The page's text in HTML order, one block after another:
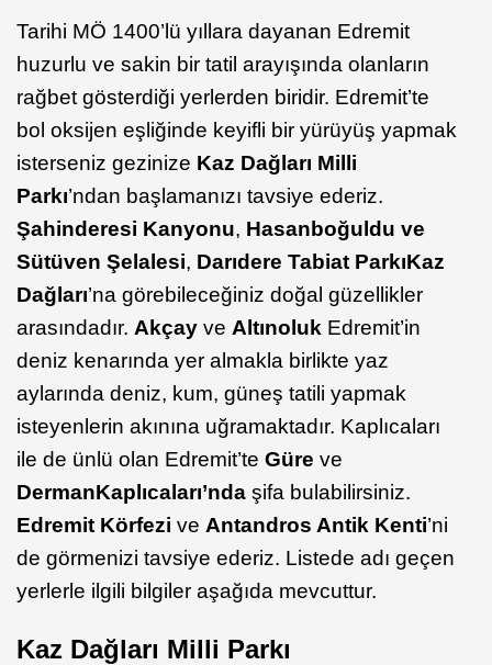
Tarihi MÖ 1400’lü yıllara dayanan Edremit
huzurlu ve sakin bir tatil arayışında olanların
rağbet gösterdiği yerlerden biridir. Edremit’te
bol oksijen eşliğinde keyifli bir yürüyüş yapmak
isterseniz gezinize Kaz Dağları Milli
Parkı’ndan başlamanızı tavsiye ederiz.
Şahinderesi Kanyonu, Hasanboğuldu ve
Sütüven Şelalesi, Darıdere Tabiat ParkıKaz
Dağları’na görebileceğiniz doğal güzellikler
arasındadır. Akçay ve Altınoluk Edremit’in
deniz kenarında yer almakla birlikte yaz
aylarında deniz, kum, güneş tatili yapmak
isteyenlerin akınına uğramaktadır. Kaplıcaları
ile de ünlü olan Edremit’te Güre ve
DermanKaplıcaları’nda şifa bulabilirsiniz.
Edremit Körfezi ve Antandros Antik Kenti’ni
de görmenizi tavsiye ederiz. Listede adı geçen
yerlerle ilgili bilgiler aşağıda mevcuttur.
Kaz Dağları Milli Parkı